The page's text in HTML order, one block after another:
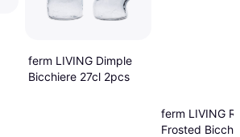
ferm LIVING Dimple
Bicchiere 27cl 2pcs
ferm LIVING
Frosted